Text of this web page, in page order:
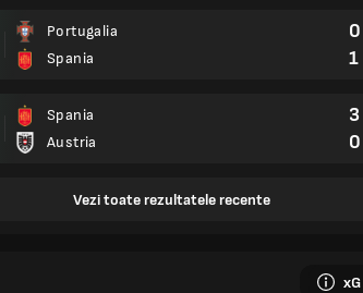
Portugalia
Spania
0
1
Spania
Austria
3
0
Vezi toate rezultatele recente
xG